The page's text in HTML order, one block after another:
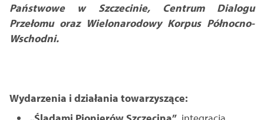
Państwowe w Szczecinie, Centrum Dialogu
Przełomu oraz Wielonarodowy Korpus Północno-
Wschodni.
Wydarzenia i działania towarzyszące: